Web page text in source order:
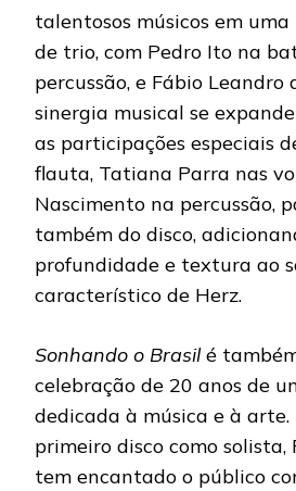
talentosos músicos em
de trio, com Pedro Ito na
percussão, e Fábio Leandro
sinergia musical se
as participações especiais
flauta, Tatiana Parra nas
Nascimento na percussão,
também do disco,
profundidade e textura ao
característico de Herz.
Sonhando o Brasilé
celebração de 20 anos de
dedicada à música e à arte.
primeiro disco como solista,
tem encantado o público